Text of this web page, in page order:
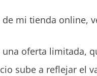
mi tienda online,
una oferta limitada,
sube a reflejar el